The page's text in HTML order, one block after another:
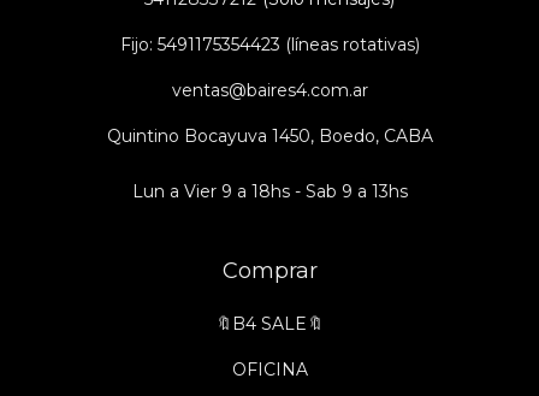
Fijo: 5491175354423 (líneas rotativas)
ventas@baires4.com.ar
Quintino Bocayuva 1450, Boedo, CABA
Lun a Vier 9 a 18hs - Sab 9 a 13hs
Comprar
🔖B4 SALE🔖
OFICINA